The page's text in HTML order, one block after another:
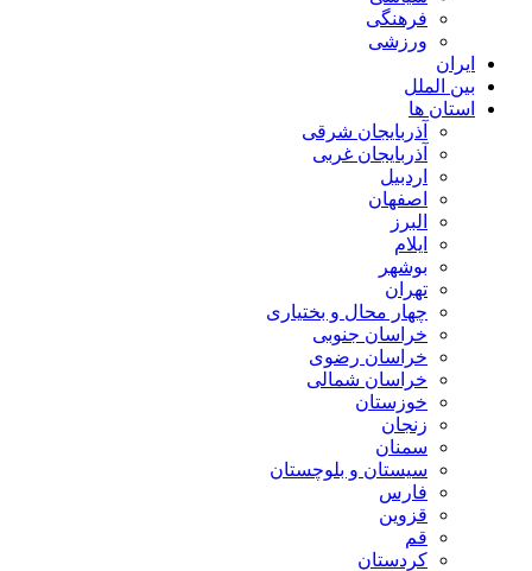
فرهنگی
ورزشی
ایران
بین الملل
استان ها
آذربایجان شرقی
آذربایجان غربی
اردبیل
اصفهان
البرز
ایلام
بوشهر
تهران
چهار محال و بختیاری
خراسان جنوبی
خراسان رضوی
خراسان شمالی
خوزستان
زنجان
سمنان
سیستان و بلوچستان
فارس
قزوین
قم
کردستان